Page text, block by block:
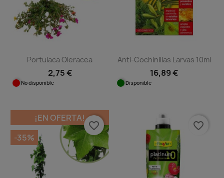
Portulaca Oleracea
2,75 €
No disponible
Anti-Cochinillas Larvas 10ml
16,89 €
Disponible
¡EN OFERTA!
-35%
favorite_border favorite_border